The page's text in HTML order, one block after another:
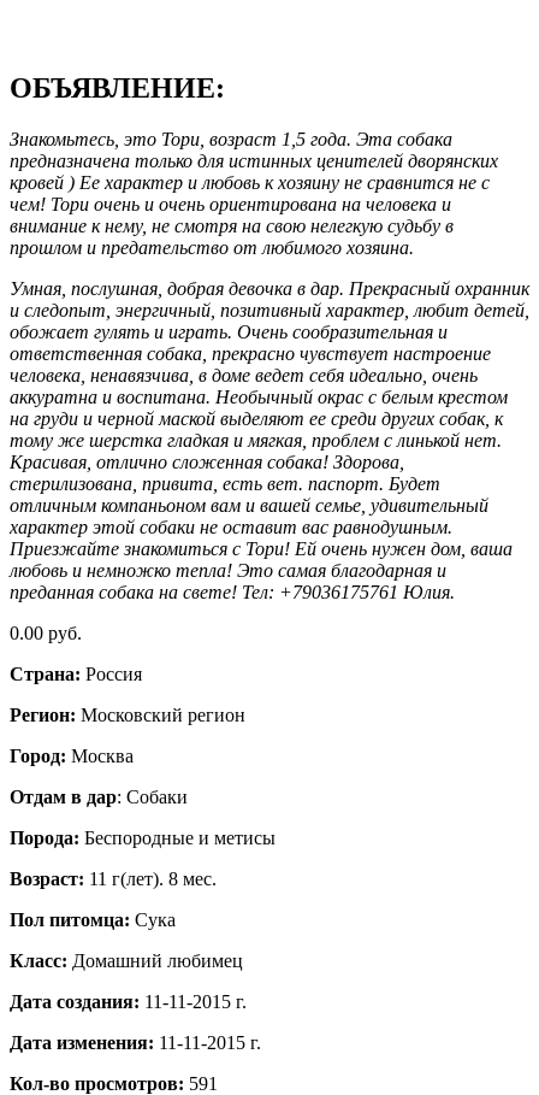
ОБЪЯВЛЕНИЕ:
Знакомьтесь, это Тори, возраст 1,5 года. Эта собака
предназначена только для истинных ценителей дворянских
кровей ) Ее характер и любовь к хозяину не сравнится не с
чем! Тори очень и очень ориентирована на человека и
внимание к нему, не смотря на свою нелегкую судьбу в
прошлом и предательство от любимого хозяина.
Умная, послушная, добрая девочка в дар. Прекрасный охранник
и следопыт, энергичный, позитивный характер, любит детей,
обожает гулять и играть. Очень сообразительная и
ответственная собака, прекрасно чувствует настроение
человека, ненавязчива, в доме ведет себя идеально, очень
аккуратна и воспитана. Необычный окрас с белым крестом
на груди и черной маской выделяют ее среди других собак, к
тому же шерстка гладкая и мягкая, проблем с линькой нет.
Красивая, отлично сложенная собака! Здорова,
стерилизована, привита, есть вет. паспорт. Будет
отличным компаньоном вам и вашей семье, удивительный
характер этой собаки не оставит вас равнодушным.
Приезжайте знакомиться с Тори! Ей очень нужен дом, ваша
любовь и немножко тепла! Это самая благодарная и
преданная собака на свете! Тел: +79036175761 Юлия.
0.00 руб.
Страна: Россия
Регион: Московский регион
Город: Москва
Отдам в дар: Собаки
Порода: Бeспородные и метисы
Возраст: 11 г(лет). 8 мес.
Пол питомца: Сука
Класс: Домашний любимец
Дата создания: 11-11-2015 г.
Дата изменения: 11-11-2015 г.
Кол-во просмотров: 591